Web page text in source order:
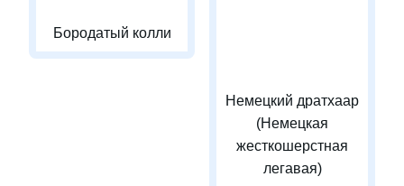
Бородатый колли
Немецкий дратхаар
(Немецкая
жесткошерстная
легавая)